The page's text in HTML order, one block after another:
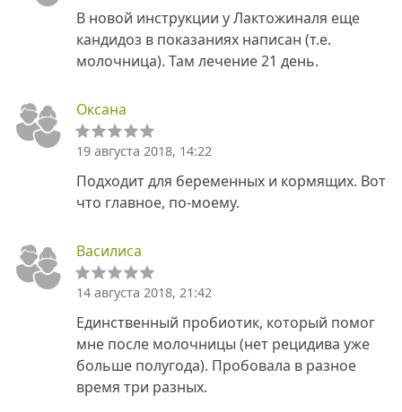
В новой инструкции у Лактожиналя еще
кандидоз в показаниях написан (т.е.
молочница). Там лечение 21 день.
Оксана
19 августа 2018, 14:22
Подходит для беременных и кормящих. Вот
что главное, по-моему.
Василиса
14 августа 2018, 21:42
Единственный пробиотик, который помог
мне после молочницы (нет рецидива уже
больше полугода). Пробовала в разное
время три разных.